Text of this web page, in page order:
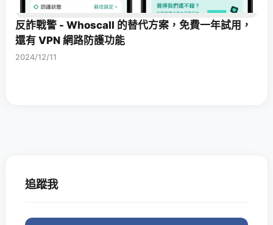
反詐戰警 - Whoscall 的替代方案，免費一年試用，
還有 VPN 網路防護功能
2024/12/11
追蹤我